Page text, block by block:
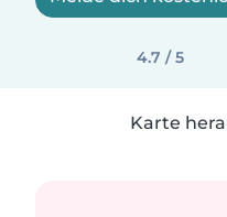
4.7 / 5
Karte